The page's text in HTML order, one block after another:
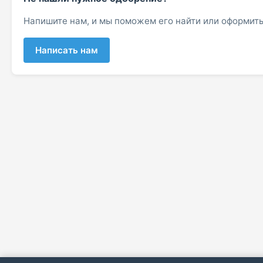
Напишите нам, и мы поможем его найти или
Написать нам